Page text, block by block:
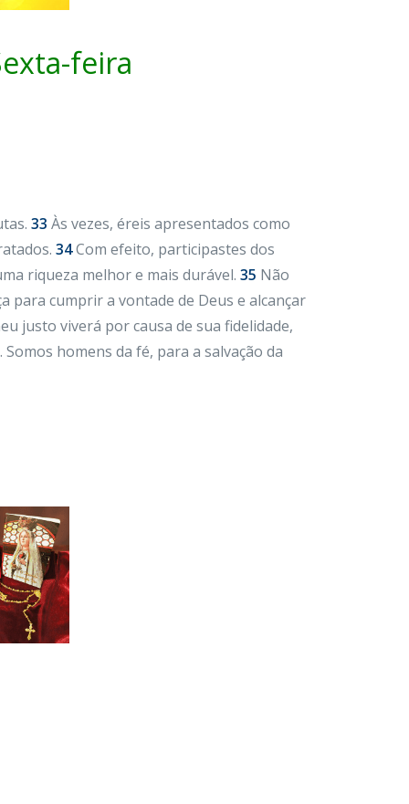
feira
33 Às vezes, éreis apresentados como
34Com efeito, participastes dos
riqueza melhor e mais durável. 35 Não
para cumprir a vontade de Deus e alcançar
justo viverá por causa de sua fidelidade,
homens da fé, para a salvação da